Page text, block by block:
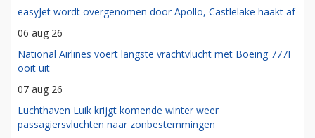
easyJet wordt overgenomen door Apollo, Castlelake haakt af
06 aug 26
National Airlines voert langste vrachtvlucht met Boeing 777F
ooit uit
07 aug 26
Luchthaven Luik krijgt komende winter weer
passagiersvluchten naar zonbestemmingen